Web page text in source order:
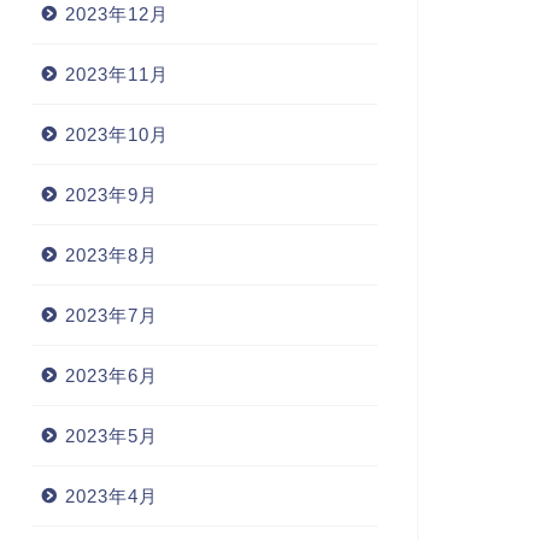
2023年12月
2023年11月
2023年10月
2023年9月
2023年8月
2023年7月
2023年6月
2023年5月
2023年4月